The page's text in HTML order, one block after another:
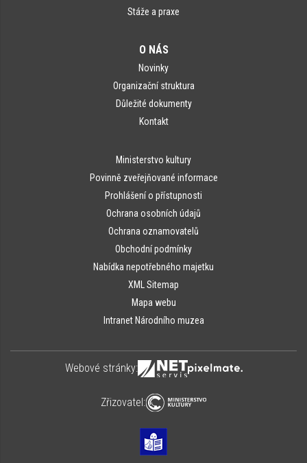
Stáže a praxe
O NÁS
Novinky
Organizační struktura
Důležité dokumenty
Kontakt
Ministerstvo kultury
Povinně zveřejňované informace
Prohlášení o přístupnosti
Ochrana osobních údajů
Ochrana oznamovatelů
Obchodní podmínky
Nabídka nepotřebného majetku
XML Sitemap
Mapa webu
Intranet Národního muzea
Webové stránky:
Zřizovatel: